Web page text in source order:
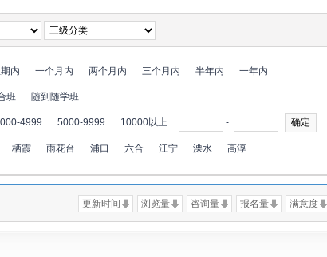
内 一个月内 两个月内 三个月内 半年内 一年内
班 随到随学班
4999 5000-9999 10000以上 -
栖霞 雨花台 浦口 六合 江宁 溧水 高淳
满意度
报名量
咨询量
浏览量
更新时间